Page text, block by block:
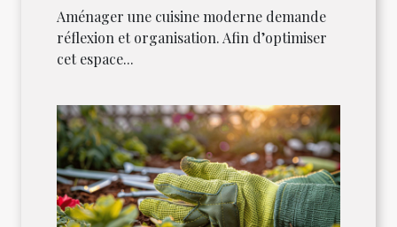
Aménager une cuisine moderne demande
réflexion et organisation. Afin d’optimiser
cet espace...